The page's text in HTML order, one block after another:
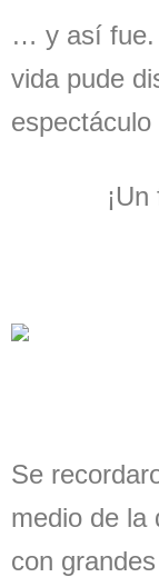
… y así fue.
vida pude
Se
medio de la
con